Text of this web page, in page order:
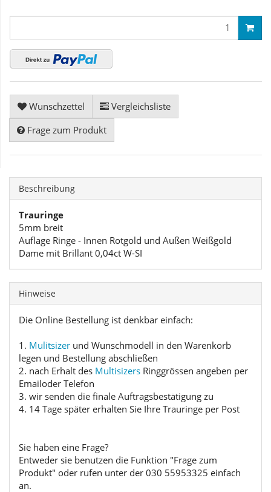
Wunschzettel
Vergleichsliste
Frage zum Produkt
Beschreibung
Trauringe
5mm breit
Auflage Ringe - Innen Rotgold und Außen Weißgold
Dame mit Brillant 0,04ct W-SI
Hinweise
Die Online Bestellung ist denkbar einfach:
1. Mulitsizer und Wunschmodell in den Warenkorb
legen und Bestellung abschließen
2. nach Erhalt des Multisizers Ringgrössen angeben per
Emailoder Telefon
3. wir senden die finale Auftragsbestätigung zu
4. 14 Tage später erhalten Sie Ihre Trauringe per Post
Sie haben eine Frage?
Entweder sie benutzen die Funktion "Frage zum
Produkt" oder rufen unter der 030 55953325 einfach
an.